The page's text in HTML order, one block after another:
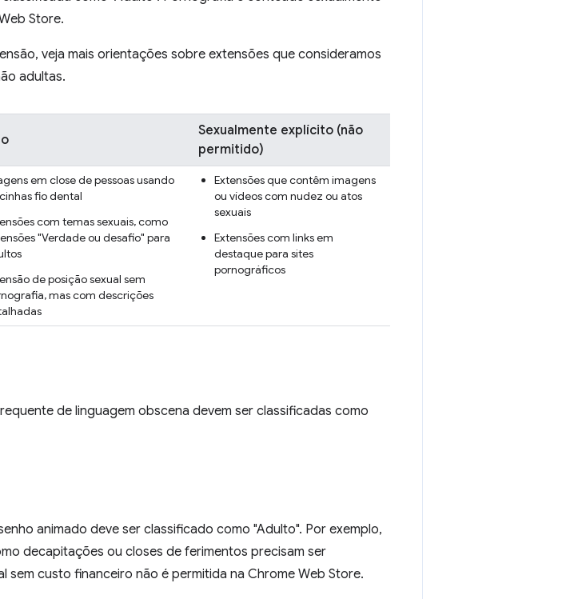
Store.
veja mais orientações sobre extensões que consideramos
adultas.
Sexualmente explícito (não
permitido)
em close de pessoas usando
fio dental
com temas sexuais, como
"Verdade ou desafio" para
de posição sexual sem
mas com descrições
Extensões que contêm imagens
ou vídeos com nudez ou atos
sexuais
Extensões com links em
destaque para sites
pornográficos
de linguagem obscena devem ser classificadas como
animado deve ser classificado como "Adulto". Por exemplo,
decapitações ou closes de ferimentos precisam ser
sem custo financeiro não é permitida na Chrome Web Store.